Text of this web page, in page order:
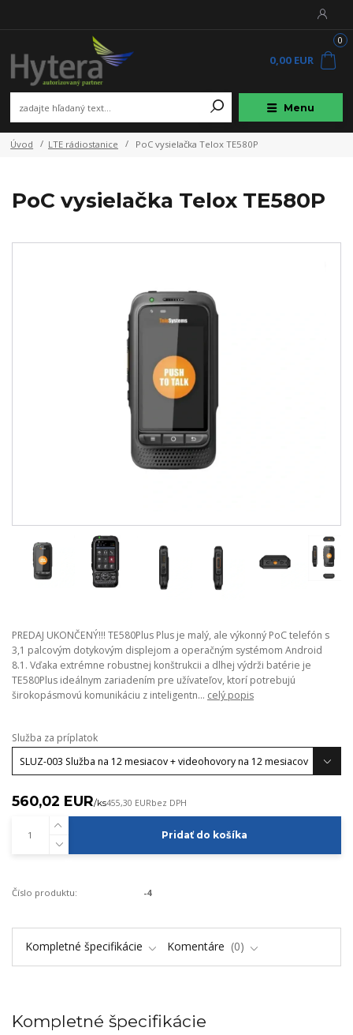
Menu
0
0,00 EUR
Úvod LTE rádiostanice PoC vysielačka Telox TE580P
PoC vysielačka Telox TE580P
PREDAJ UKONČENÝ!!! TE580Plus Plus je malý, ale výkonný PoC telefón s
3,1 palcovým dotykovým displejom a operačným systémom Android
8.1. Vďaka extrémne robustnej konštrukcii a dlhej výdrži batérie je
TE580Plus ideálnym zariadením pre užívateľov, ktorí potrebujú
širokopásmovú komunikáciu z inteligentn... celý popis
Služba za príplatok
560,02 EUR/ks455,30 EURbez DPH
Pridať do košíka
Číslo produktu: -4
Kompletné špecifikácie Komentáre 0
Kompletné špecifikácie